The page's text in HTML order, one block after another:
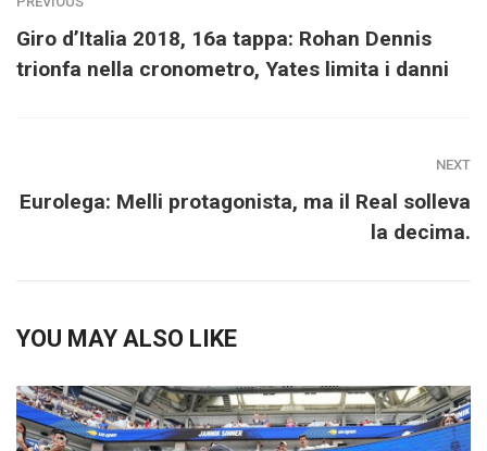
Giro d’Italia 2018, 16a tappa: Rohan Dennis
trionfa nella cronometro, Yates limita i danni
NEXT
Eurolega: Melli protagonista, ma il Real solleva
la decima.
YOU MAY ALSO LIKE